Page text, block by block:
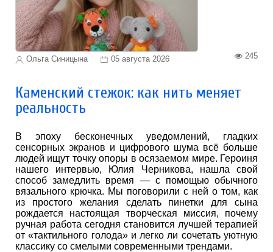
Ольга Синицына 05 августа 2026 245
Каменский стежок: как нить меняет
реальность
В эпоху бесконечных уведомлений, гладких
сенсорных экранов и цифрового шума всё больше
людей ищут точку опоры в осязаемом мире. Героиня
нашего интервью, Юлия Черникова, нашла свой
способ замедлить время — с помощью обычного
вязального крючка. Мы поговорили с ней о том, как
из простого желания сделать пинетки для сына
рождается настоящая творческая миссия, почему
ручная работа сегодня становится лучшей терапией
от «тактильного голода» и легко ли сочетать уютную
классику со смелыми современными трендами.